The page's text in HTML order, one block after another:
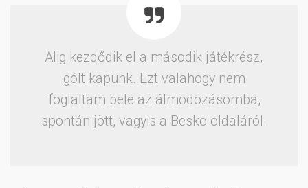
Alig kezdődik el a második játékrész,
gólt kapunk. Ezt valahogy nem
foglaltam bele az álmodozásomba,
spontán jött, vagyis a Besko oldaláról.